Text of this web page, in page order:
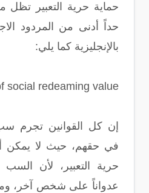
حماية حرية التعبير تظل
حداً أدنى من المردود
بالإنجليزية كما يلي:
social redeaming value
إن كل القوانين تجرم
في حقهم، حيث لا يمكن
حرية التعبير، لأن
عدواناً على شخص آخر،